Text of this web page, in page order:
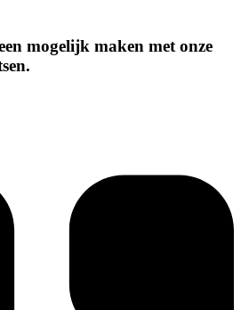
mogelijk maken met onze